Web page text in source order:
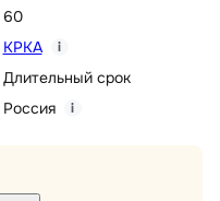
60
КРКА i
Длительный срок
Россия i